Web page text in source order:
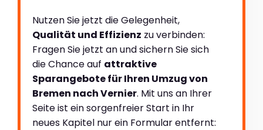
Nutzen Sie jetzt die Gelegenheit,
Qualität und Effizienz zu verbinden:
Fragen Sie jetzt an und sichern Sie sich
die Chance auf attraktive
Sparangebote für Ihren Umzug von
Bremen nach Vernier. Mit uns an Ihrer
Seite ist ein sorgenfreier Start in Ihr
neues Kapitel nur ein Formular entfernt: